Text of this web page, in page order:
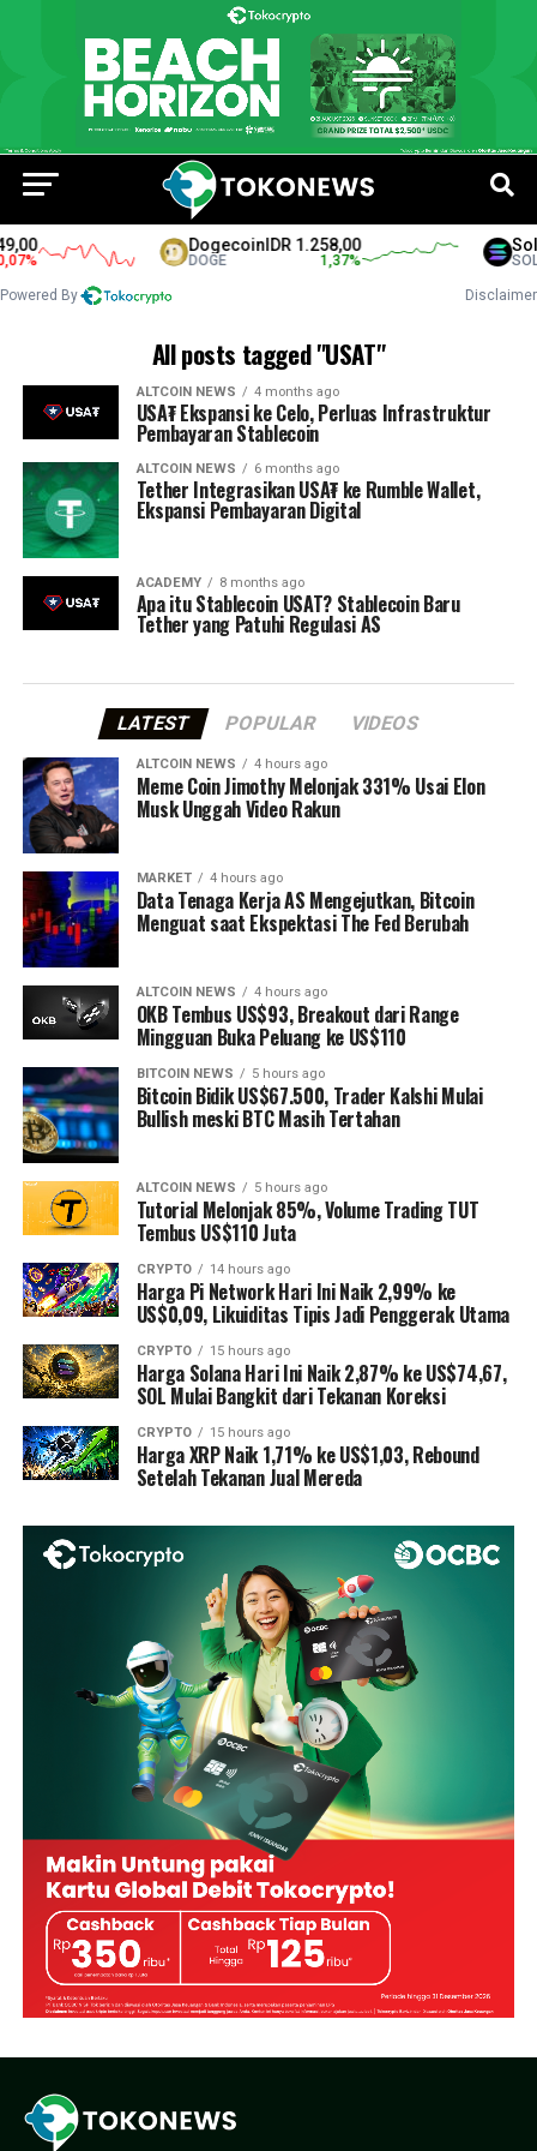
%
DogecoinIDR 1.258,00
DOGE 1,37% SOL
Powered By Disclaimer
All posts tagged "USAT"
ALTCOIN NEWS 4 months ago
USA₮ Ekspansi ke Celo, Perluas Infrastruktur
Pembayaran Stablecoin
ALTCOIN NEWS 6 months ago
Tether Integrasikan USA₮ ke Rumble Wallet,
Ekspansi Pembayaran Digital
ACADEMY 8 months ago
Apa itu Stablecoin USAT? Stablecoin Baru
Tether yang Patuhi Regulasi AS
LATEST POPULAR VIDEOS
ALTCOIN NEWS 4 hours ago
Meme Coin Jimothy Melonjak 331% Usai Elon
Musk Unggah Video Rakun
MARKET 4 hours ago
Data Tenaga Kerja AS Mengejutkan, Bitcoin
Menguat saat Ekspektasi The Fed Berubah
ALTCOIN NEWS 4 hours ago
OKB Tembus US$93, Breakout dari Range
Mingguan Buka Peluang ke US$110
BITCOIN NEWS 5 hours ago
Bitcoin Bidik US$67.500, Trader Kalshi Mulai
Bullish meski BTC Masih Tertahan
ALTCOIN NEWS 5 hours ago
Tutorial Melonjak 85%, Volume Trading TUT
Tembus US$110 Juta
CRYPTO 14 hours ago
Harga Pi Network Hari Ini Naik 2,99% ke
US$0,09, Likuiditas Tipis Jadi Penggerak Utama
CRYPTO 15 hours ago
Harga Solana Hari Ini Naik 2,87% ke US$74,67,
SOL Mulai Bangkit dari Tekanan Koreksi
CRYPTO 15 hours ago
Harga XRP Naik 1,71% ke US$1,03, Rebound
Setelah Tekanan Jual Mereda